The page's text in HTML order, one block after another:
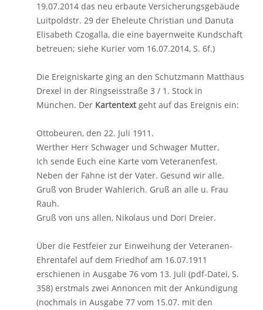
19.07.2014 das neu erbaute Versicherungsgebäude
Luitpoldstr. 29 der Eheleute Christian und Danuta
Elisabeth Czogalla, die eine bayernweite Kundschaft
betreuen; siehe Kurier vom 16.07.2014, S. 6f.)
Die Ereigniskarte ging an den Schutzmann Matthäus
Drexel in der Ringseisstraße 3 / 1. Stock in
München. Der Kartentextgeht auf das Ereignis ein:
Ottobeuren, den 22. Juli 1911.
Werther Herr Schwager und Schwager Mutter,
Ich sende Euch eine Karte vom Veteranenfest.
Neben der Fahne ist der Vater. Gesund wir alle.
Gruß von Bruder Wahlerich. Gruß an alle u. Frau
Rauh.
Gruß von uns allen, Nikolaus und Dori Dreier.
Über die Festfeier zur Einweihung der Veteranen-
Ehrentafel auf dem Friedhof am 16.07.1911
erschienen in Ausgabe 76 vom 13. Juli (pdf-Datei, S.
358) erstmals zwei Annoncen mit der Ankündigung
(nochmals in Ausgabe 77 vom 15.07. mit den